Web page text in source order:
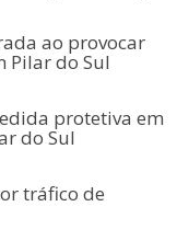
ao provocar
Pilar do Sul
protetiva em
do Sul
tráfico de